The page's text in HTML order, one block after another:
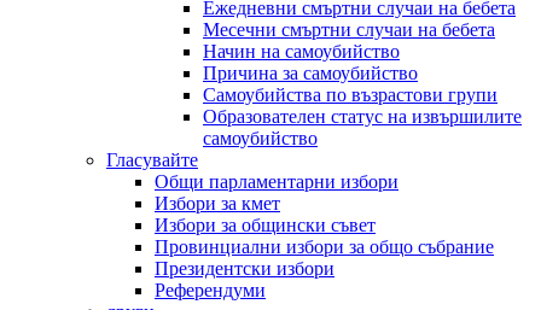
Ежедневни смъртни случаи на бебета
Месечни смъртни случаи на бебета
Начин на самоубийство
Причина за самоубийство
Самоубийства по възрастови групи
Образователен статус на извършилите
самоубийство
Гласувайте
Общи парламентарни избори
Избори за кмет
Избори за общински съвет
Провинциални избори за общо събрание
Президентски избори
Референдуми